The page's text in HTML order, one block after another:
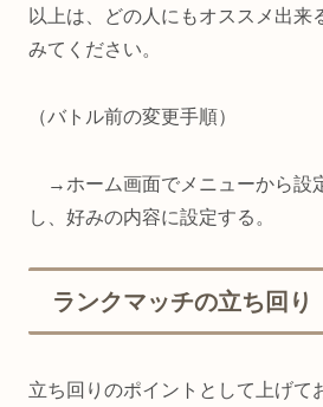
以上は、どの人にもオススメ出来
みてください。
（バトル前の変更手順）
→ホーム画面でメニューから設
し、好みの内容に設定する。
ランクマッチの立ち回り
立ち回りのポイントとして上げて